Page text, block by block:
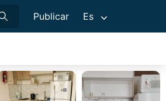
Publicar Es